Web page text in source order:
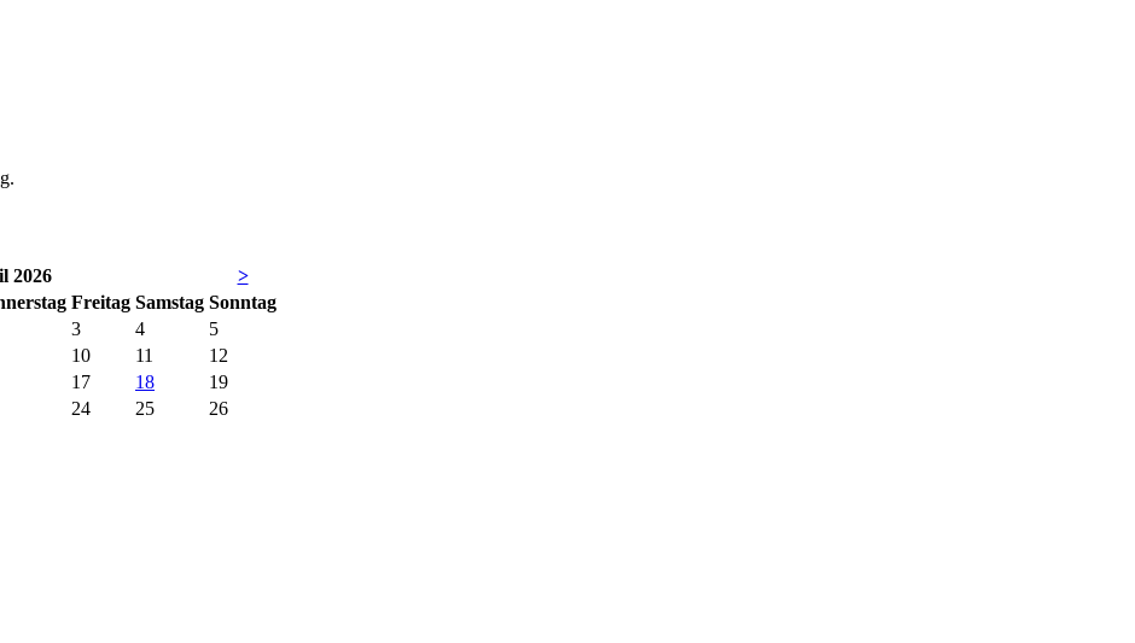
2026
>
Freitag Samstag Sonntag
3 4
5
10 11
12
17 18
19
24 25
26